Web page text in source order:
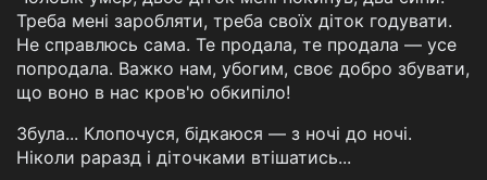
Треба мені заробляти, треба своїх діток годувати.
Не справлюсь сама. Те продала, те продала — усе
попродала. Важко нам, убогим, своє добро збувати,
що воно в нас кров'ю обкипіло!
Збула... Клопочуся, бідкаюся — з ночі до ночі.
Ніколи раразд і діточками втішатись...